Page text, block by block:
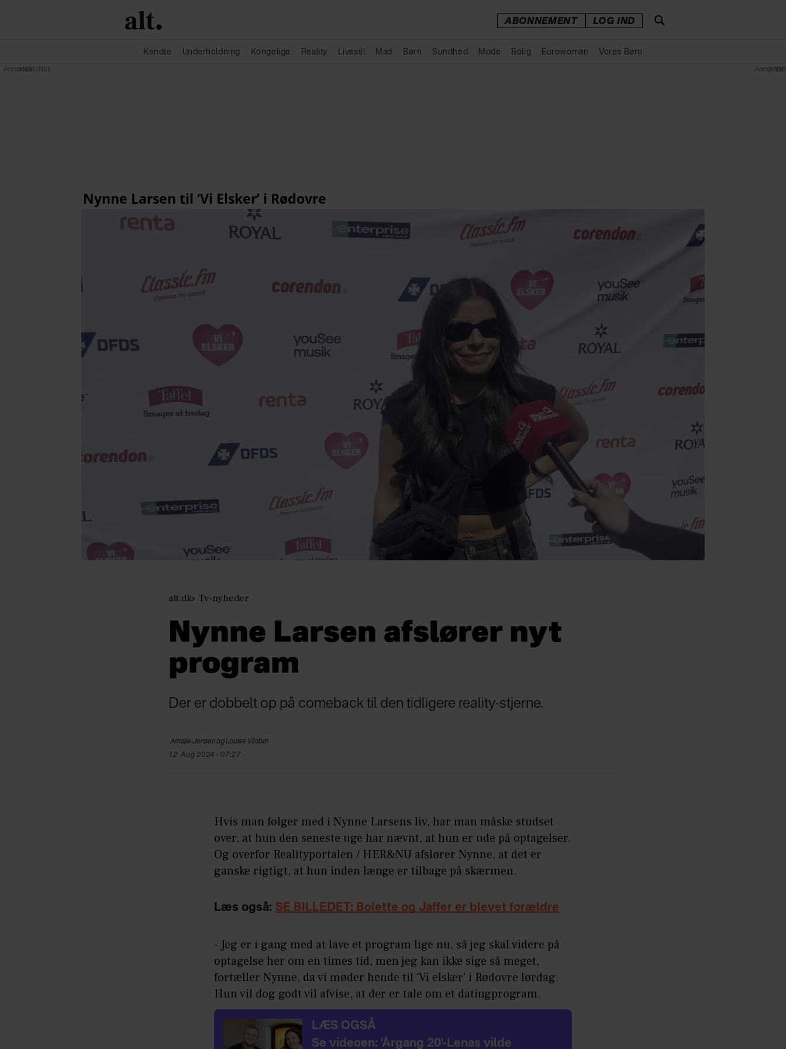
ABONNEMENT LOG IND
Kendte Underholdning Kongelige Reality Livsstil Mad Børn Sundhed Mode Bolig Eurowoman Vores Børn
alt.dk Tv-nyheder
Nynne Larsen afslører nyt
program
Der er dobbelt op på comeback til den tidligere reality-stjerne.
Amalie Jensen og Louise Vilsbøl
12. Aug 2024 - 07:27
Hvis man følger med i Nynne Larsens liv, har man måske studset
over, at hun den seneste uge har nævnt, at hun er ude på optagelser.
Og overfor Realityportalen / HER&NU afslører Nynne, at det er
ganske rigtigt, at hun inden længe er tilbage på skærmen.
Læs også: SE BILLEDET: Bolette og Jaffer er blevet forældre
- Jeg er i gang med at lave et program lige nu, så jeg skal videre på
optagelse her om en times tid, men jeg kan ikke sige så meget,
fortæller Nynne, da vi møder hende til 'Vi elsker' i Rødovre lørdag.
Hun vil dog godt vil afvise, at der er tale om et datingprogram.
LÆS OGSÅ
Se videoen: 'Årgang 20'-Lenas vilde
Annonce Annonce